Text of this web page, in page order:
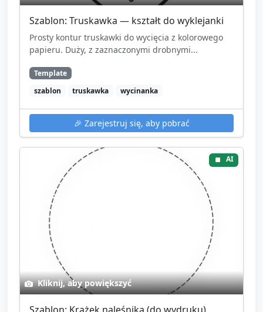
Szablon: Truskawka — kształt do wyklejanki
Prosty kontur truskawki do wycięcia z kolorowego
papieru. Duży, z zaznaczonymi drobnymi...
Template
szablon
truskawka wycinanka
🎉 Zarejestruj się, aby pobrać
AI
Kliknij, aby powiększyć